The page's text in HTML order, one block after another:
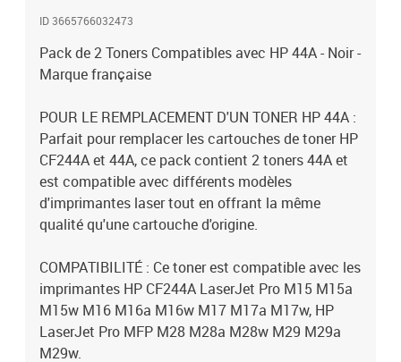
ID 3665766032473
Pack de 2 Toners Compatibles avec HP 44A - Noir -
Marque française
POUR LE REMPLACEMENT D'UN TONER HP 44A :
Parfait pour remplacer les cartouches de toner HP
CF244A et 44A, ce pack contient 2 toners 44A et
est compatible avec différents modèles
d'imprimantes laser tout en offrant la même
qualité qu'une cartouche d'origine.
COMPATIBILITÉ : Ce toner est compatible avec les
imprimantes HP CF244A LaserJet Pro M15 M15a
M15w M16 M16a M16w M17 M17a M17w, HP
LaserJet Pro MFP M28 M28a M28w M29 M29a
M29w.